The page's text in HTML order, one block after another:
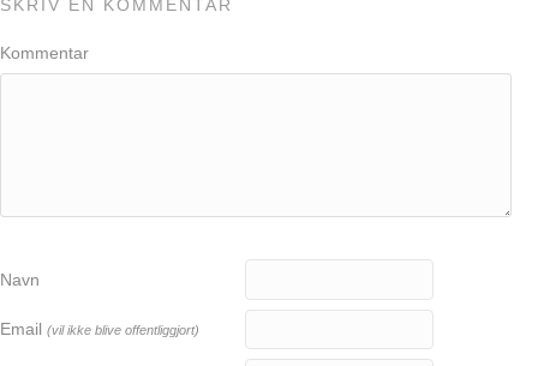
SKRIV EN KOMMENTAR
Kommentar
Navn
Email (vil ikke blive offentliggjort)